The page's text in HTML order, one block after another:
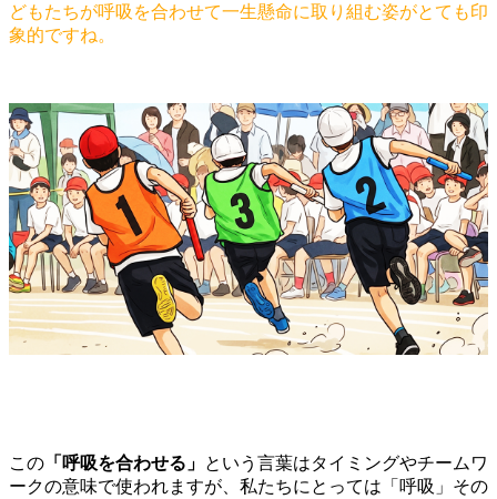
どもたちが呼吸を合わせて一生懸命に取り組む姿がとても印
象的ですね。
この 「呼吸を合わせる」 という言葉はタイミングやチームワ
ークの意味で使われますが、私たちにとっては「呼吸」その